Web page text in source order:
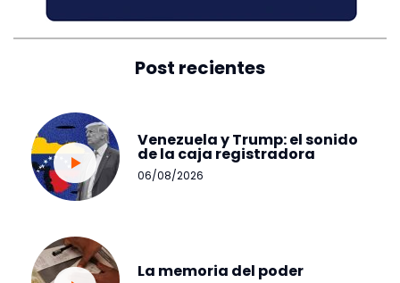
Post recientes
Venezuela y Trump: el sonido
de la caja registradora
06/08/2026
La memoria del poder